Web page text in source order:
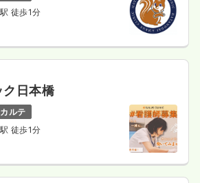
徒歩1分
ク日本橋
ルテ
徒歩1分